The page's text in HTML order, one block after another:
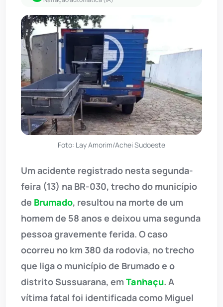
Foto: Lay Amorim/Achei Sudoeste
Um acidente registrado nesta segunda-
feira (13) na BR-030, trecho do município
de Brumado, resultou na morte de um
homem de 58 anos e deixou uma segunda
pessoa gravemente ferida. O caso
ocorreu no km 380 da rodovia, no trecho
que liga o município de Brumado e o
distrito Sussuarana, em Tanhaçu. A
vítima fatal foi identificada como Miguel